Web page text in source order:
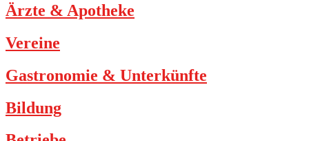
Ärzte & Apotheke
Vereine
Gastronomie & Unterkünfte
Bildung